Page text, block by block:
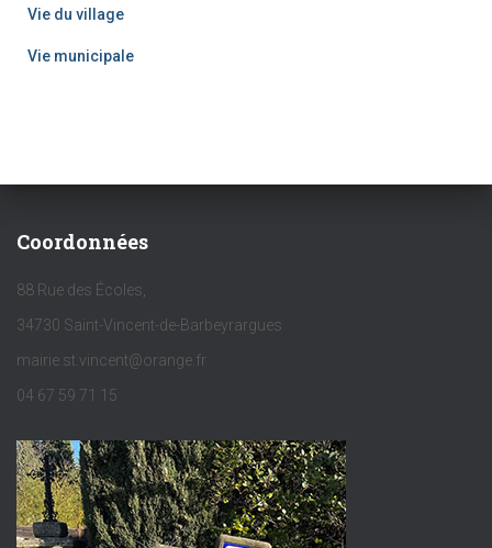
Vie du village
Vie municipale
Coordonnées
88 Rue des Écoles,
34730 Saint-Vincent-de-Barbeyrargues
mairie.st.vincent@orange.fr
04 67 59 71 15